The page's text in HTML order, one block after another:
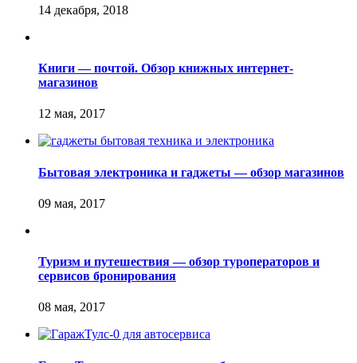
Книги — почтой. Обзор книжных интернет-
магазинов
Бытовая электроника и гаджеты — обзор магазинов
Туризм и путешествия — обзор туроператоров и
сервисов бронирования